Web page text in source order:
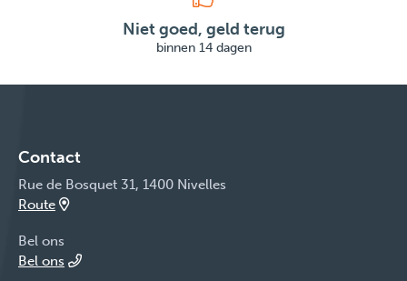
Niet goed, geld terug
binnen 14 dagen
Contact
Rue de Bosquet 31, 1400 Nivelles
Route
Bel ons
Bel ons